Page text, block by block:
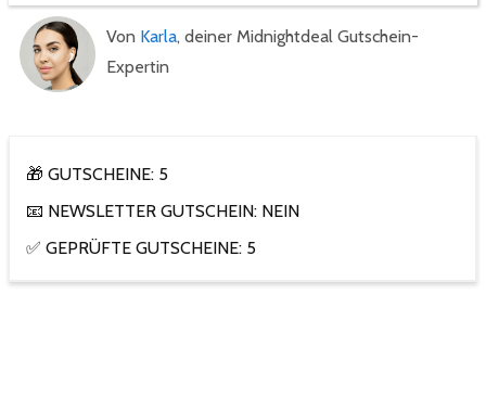
Von Karla, deiner Midnightdeal Gutschein-
Expertin
🎁 GUTSCHEINE: 5
📧 NEWSLETTER GUTSCHEIN: NEIN
✅ GEPRÜFTE GUTSCHEINE: 5